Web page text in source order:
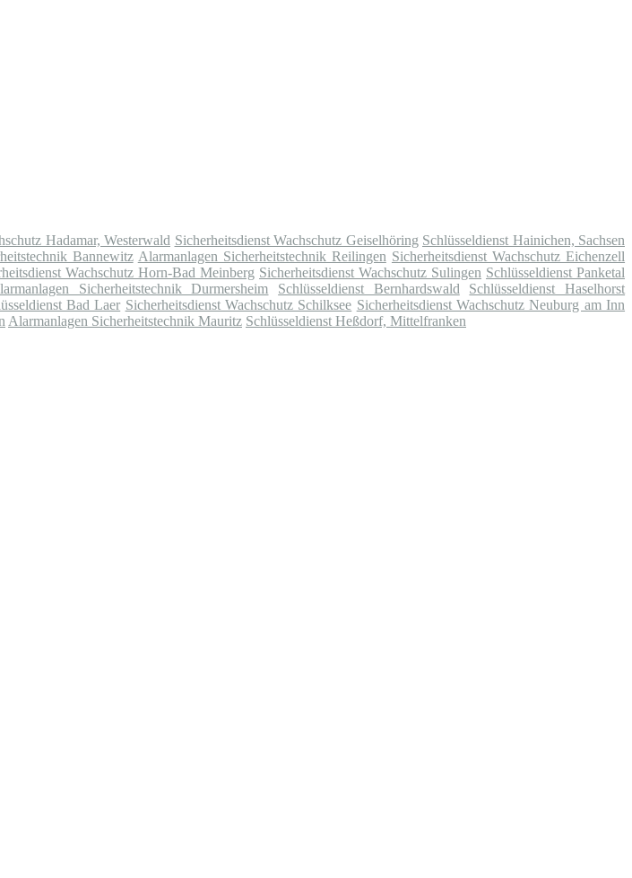
Hadamar, Westerwald Sicherheitsdienst Wachschutz Geiselhöring Schlüsseldienst Hainichen, Sachsen
Bannewitz Alarmanlagen Sicherheitstechnik Reilingen Sicherheitsdienst Wachschutz Eichenzell
Wachschutz Horn-Bad Meinberg Sicherheitsdienst Wachschutz Sulingen Schlüsseldienst Panketal
Sicherheitstechnik Durmersheim Schlüsseldienst Bernhardswald
Schlüsseldienst Haselhorst
Bad Laer Sicherheitsdienst Wachschutz Schilksee Sicherheitsdienst Wachschutz Neuburg am Inn
Alarmanlagen Sicherheitstechnik Mauritz Schlüsseldienst Heßdorf, Mittelfranken